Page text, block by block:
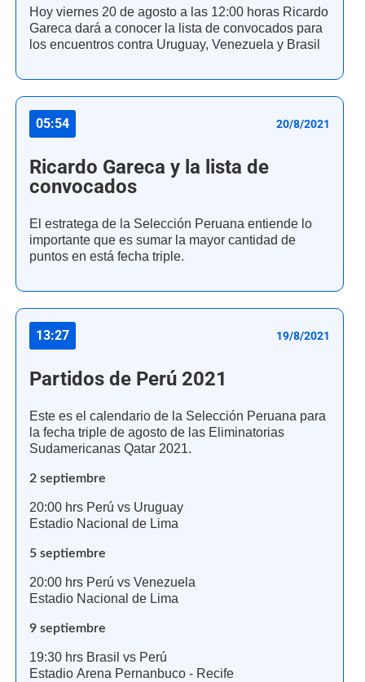
Hoy viernes 20 de agosto a las 12:00 horas Ricardo
Gareca dará a conocer la lista de convocados para
los encuentros contra Uruguay, Venezuela y Brasil
05:54 20/8/2021
Ricardo Gareca y la lista de
convocados
El estratega de la Selección Peruana entiende lo
importante que es sumar la mayor cantidad de
puntos en está fecha triple.
13:27 19/8/2021
Partidos de Perú 2021
Este es el calendario de la Selección Peruana para
la fecha triple de agosto de las Eliminatorias
Sudamericanas Qatar 2021.
2 septiembre
20:00 hrs Perú vs Uruguay
Estadio Nacional de Lima
5 septiembre
20:00 hrs Perú vs Venezuela
Estadio Nacional de Lima
9 septiembre
19:30 hrs Brasil vs Perú
Estadio Arena Pernanbuco - Recife